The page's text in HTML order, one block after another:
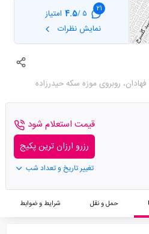
21
5 /
4.5 امتیاز
نمایش نظرات
روبروی موزه سکه حیدرزاده
قیمت استعلام شود
رزرو ارزان ترین پکیج
تغییر تاریخ و تعداد شب
حمل و نقل شرایط و ضوابط